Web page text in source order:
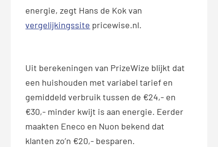
energie, zegt Hans de Kok van
vergelijkingssite pricewise.nl.
Uit berekeningen van PrizeWize blijkt dat
een huishouden met variabel tarief en
gemiddeld verbruik tussen de €24,- en
€30,- minder kwijt is aan energie. Eerder
maakten Eneco en Nuon bekend dat
klanten zo’n €20,- besparen.